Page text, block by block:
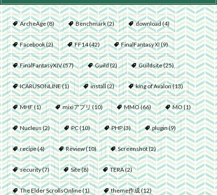
ArcheAge(8) Benchmark(2) download(4)
Facebook(2) FF14(42) FinalFantasyⅪ(9)
FinalFantasyXIV(57) Guild(2) Guildsite(25)
ICARUSONLINE(1) install(2) king of Avalon(13)
MHF(1) mixiアプリ(10) MMO(66) MO(1)
Nucleus(2) PC(10) PHP(3) plugin(9)
recipe(4) Review(10) Screenshot(2)
security(7) Site(8) TERA(2)
The Elder ScrollsOnline(1) theme作成(12)